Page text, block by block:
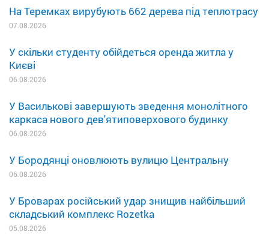
На Теремках вирубують 662 дерева під теплотрасу
07.08.2026
У скільки студенту обійдеться оренда житла у
Києві
06.08.2026
У Василькові завершують зведення монолітного
каркаса нового дев'ятиповерхового будинку
06.08.2026
У Бородянці оновлюють вулицю Центральну
06.08.2026
У Броварах російський удар знищив найбільший
складський комплекс Rozetka
05.08.2026